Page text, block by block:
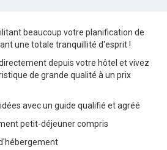
beaucoup votre planification de
une totale tranquillité d'esprit !
depuis votre hôtel et vivez
de grande qualité à un prix
avec un guide qualifié et agréé
petit-déjeuner compris